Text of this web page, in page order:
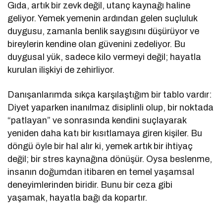
Gıda, artık bir zevk değil, utanç kaynağı haline
geliyor. Yemek yemenin ardından gelen suçluluk
duygusu, zamanla benlik saygısını düşürüyor ve
bireylerin kendine olan güvenini zedeliyor. Bu
duygusal yük, sadece kilo vermeyi değil; hayatla
kurulan ilişkiyi de zehirliyor.
Danışanlarımda sıkça karşılaştığım bir tablo vardır:
Diyet yaparken inanılmaz disiplinli olup, bir noktada
“patlayan” ve sonrasında kendini suçlayarak
yeniden daha katı bir kısıtlamaya giren kişiler. Bu
döngü öyle bir hal alır ki, yemek artık bir ihtiyaç
değil; bir stres kaynağına dönüşür. Oysa beslenme,
insanın doğumdan itibaren en temel yaşamsal
deneyimlerinden biridir. Bunu bir ceza gibi
yaşamak, hayatla bağı da kopartır.